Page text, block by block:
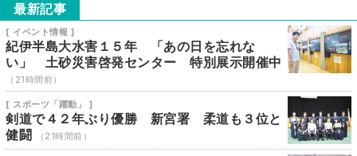
最新記事
[ イベント情報 ]
紀伊半島大水害１５年 「あの日を忘れな
い」 土砂災害啓発センター 特別展示開催中
（21時間前）
[ スポーツ「躍動」 ]
剣道で４２年ぶり優勝 新宮署 柔道も３位と
健闘
（21時間前）